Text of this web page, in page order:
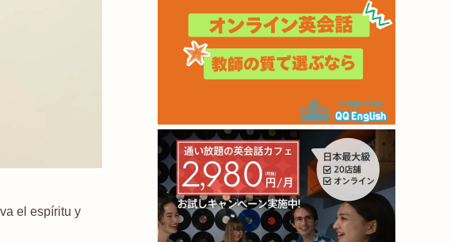
el espíritu y